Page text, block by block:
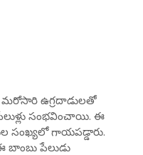
మరోసారి ఉగ్రదాడులతో
సంభవించాయి. ఈ
సంఖ్యలో గాయపడ్డారు.
పేలుడు